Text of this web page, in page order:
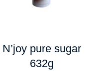
N’joy pure sugar
632g